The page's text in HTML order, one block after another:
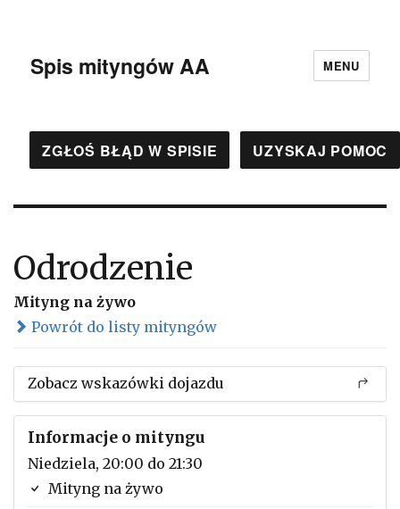
Spis mityngów AA MENU
ZGŁOŚ BŁĄD W SPISIE UZYSKAJ POMOC
Odrodzenie
Mityng na żywo
Powrót do listy mityngów
Zobacz wskazówki dojazdu
Informacje o mityngu
Niedziela, 20:00 do 21:30
Mityng na żywo